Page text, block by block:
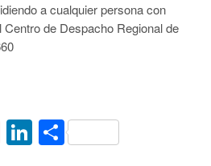
a cualquier persona con
de Despacho Regional de
GmailLinkedIn
Compartir